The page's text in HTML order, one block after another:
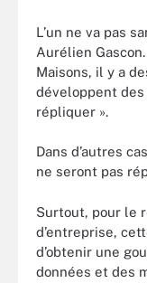
L’un ne va pas
Aurélien
Maisons, il y a
développent des
répliquer ».
Dans d’autres
ne seront pas
Surtout, pour le
d’entreprise,
d’obtenir une
données et des